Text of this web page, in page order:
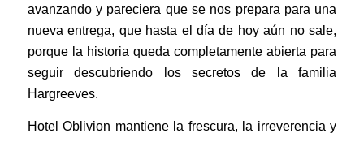
avanzando y pareciera que se nos prepara para una
nueva entrega, que hasta el día de hoy aún no sale,
porque la historia queda completamente abierta para
seguir descubriendo los secretos de la familia
Hargreeves.
Hotel Oblivion mantiene la frescura, la irreverencia y